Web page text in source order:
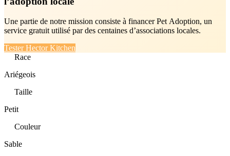
Une partie de notre mission consiste à financer Pet Adoption, un
service gratuit utilisé par des centaines d’associations locales.
Tester Hector Kitchen
Race
Ariégeois
Taille
Petit
Couleur
Sable